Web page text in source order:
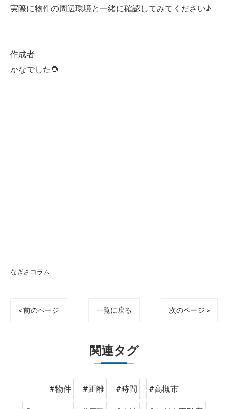
実際に物件の周辺環境と一緒に確認してみてください♪
作成者
かなでした🌻
なぎさコラム
< 前のページ 一覧に戻る 次のページ >
関連タグ
#物件 #距離 #時間 #高槻市